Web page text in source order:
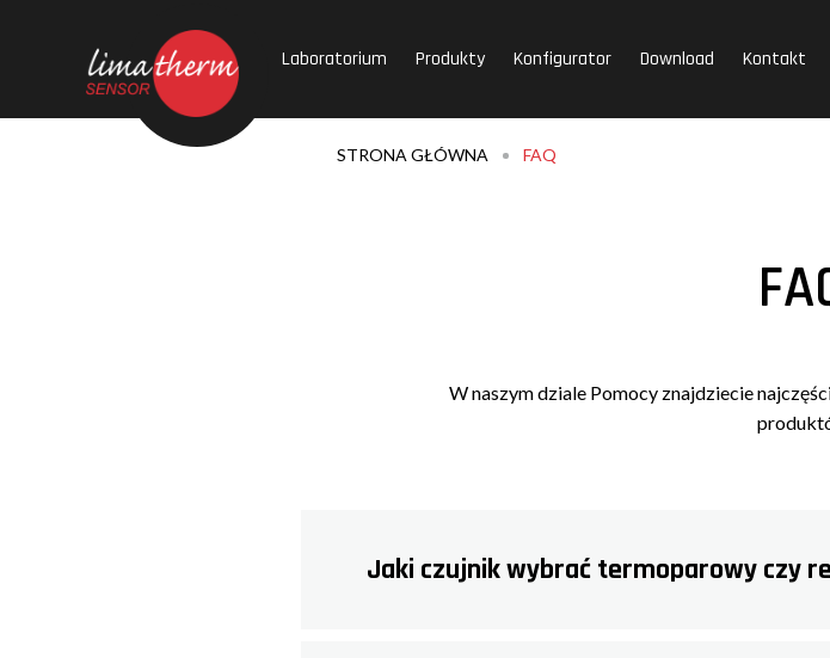
Laboratorium Produkty Konfigurator Download Kontakt
STRONA GŁÓWNA FAQ
W naszym dziale Pomocy znajdziecie
Jaki czujnik wybrać termoparowy czy